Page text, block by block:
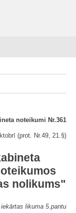
noteikumi Nr.361
(prot. Nr.49, 21.§)
nolikums"
likuma 5.pantu